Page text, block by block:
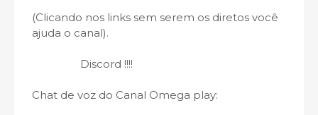
(Clicando nos links sem serem os diretos você
ajuda o canal).
Discord !!!!
Chat de voz do Canal Omega play: